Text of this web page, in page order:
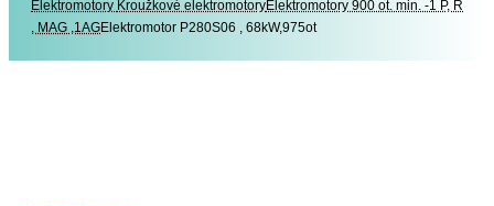
Elektromotory Elektromotory
Kroužkové elektromotoryElektromotory 900 ot. min. -1 P, R
, MAG ,1AGElektromotor P280S06 , 68kW,975ot